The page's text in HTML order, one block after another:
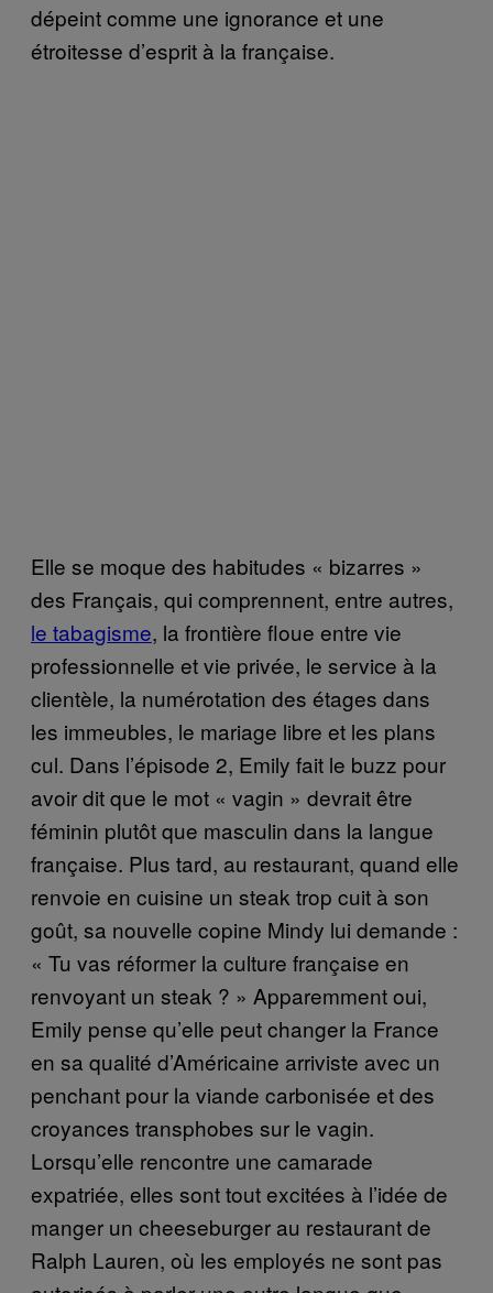
dépeint comme une ignorance et une
étroitesse d’esprit à la française.
Elle se moque des habitudes « bizarres »
des Français, qui comprennent, entre autres,
le tabagisme, la frontière floue entre vie
professionnelle et vie privée, le service à la
clientèle, la numérotation des étages dans
les immeubles, le mariage libre et les plans
cul. Dans l’épisode 2, Emily fait le buzz pour
avoir dit que le mot « vagin » devrait être
féminin plutôt que masculin dans la langue
française. Plus tard, au restaurant, quand elle
renvoie en cuisine un steak trop cuit à son
goût, sa nouvelle copine Mindy lui demande :
« Tu vas réformer la culture française en
renvoyant un steak ? » Apparemment oui,
Emily pense qu’elle peut changer la France
en sa qualité d’Américaine arriviste avec un
penchant pour la viande carbonisée et des
croyances transphobes sur le vagin.
Lorsqu’elle rencontre une camarade
expatriée, elles sont tout excitées à l’idée de
manger un cheeseburger au restaurant de
Ralph Lauren, où les employés ne sont pas